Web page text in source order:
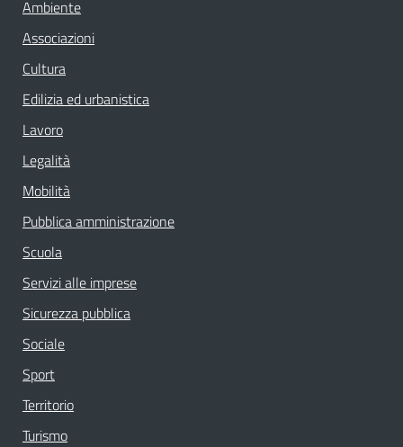
Ambiente
Associazioni
Cultura
Edilizia ed urbanistica
Lavoro
Legalità
Mobilità
Pubblica amministrazione
Scuola
Servizi alle imprese
Sicurezza pubblica
Sociale
Sport
Territorio
Turismo